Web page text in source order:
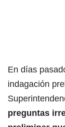
En días
indagación
preguntas